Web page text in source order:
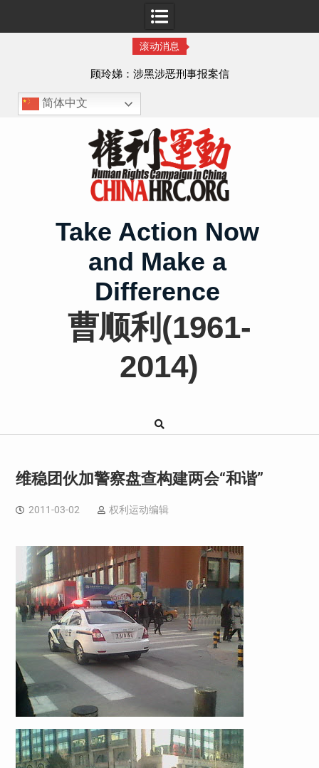
滚动消息
顾玲娣：涉黑涉恶刑事报案信
简体中文
Take Action Now
and Make a
Difference
曹顺利(1961-
2014)
维稳团伙加警察盘查构建两会“和谐”
2011-03-02 权利运动编辑